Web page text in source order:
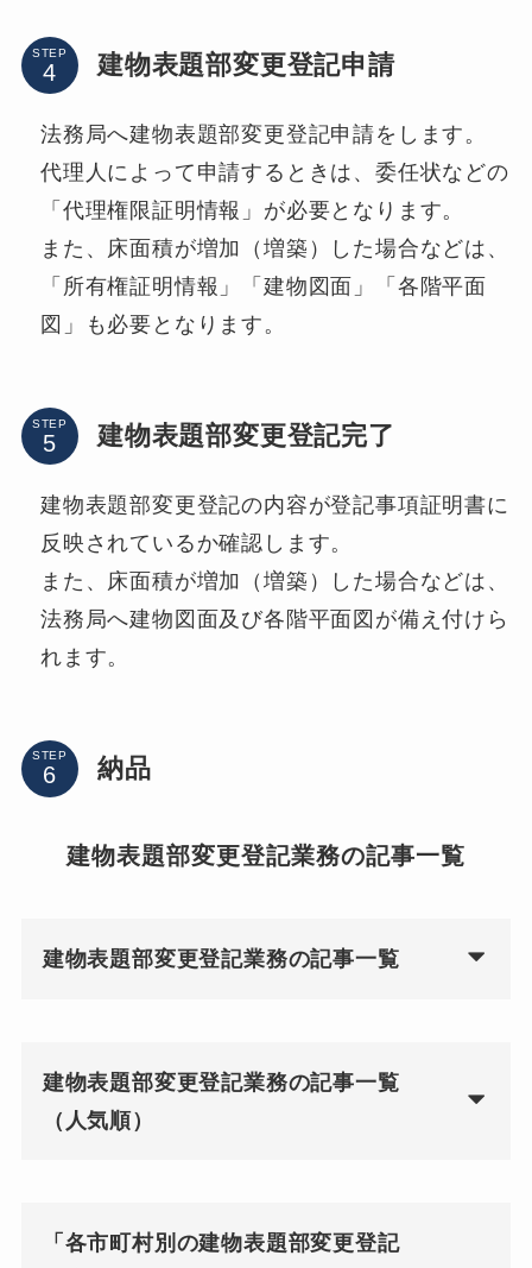
STEP 建物表題部変更登記申請
法務局へ建物表題部変更登記申請をします。
代理人によって申請するときは、委任状などの
「代理権限証明情報」が必要となります。
また、床面積が増加（増築）した場合などは、
「所有権証明情報」「建物図面」「各階平面
図」も必要となります。
STEP 建物表題部変更登記完了
建物表題部変更登記の内容が登記事項証明書に
反映されているか確認します。
また、床面積が増加（増築）した場合などは、
法務局へ建物図面及び各階平面図が備え付けら
れます。
STEP 納品
建物表題部変更登記業務の記事一覧
建物表題部変更登記業務の記事一覧
建物表題部変更登記業務の記事一覧
（人気順）
「各市町村別の建物表題部変更登記